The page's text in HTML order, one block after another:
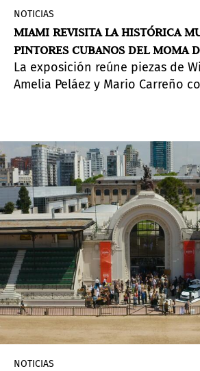
NOTICIAS
MIAMI REVISITA LA HISTÓRICA
PINTORES CUBANOS DEL MOMA
La exposición reúne piezas de
Amelia Peláez y Mario Carreño
NOTICIAS